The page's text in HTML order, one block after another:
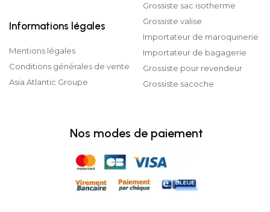
Informations légales
Mentions légales
Conditions générales de vente
Asia Atlantic Groupe
Grossiste sac isotherme
Grossiste valise
Importateur de maroquinerie
Importateur de bagagerie
Grossiste pour revendeur
Grossiste sacoche
Nos modes de paiement